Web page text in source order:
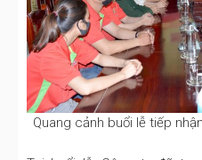
Quang cảnh buổi lễ tiếp